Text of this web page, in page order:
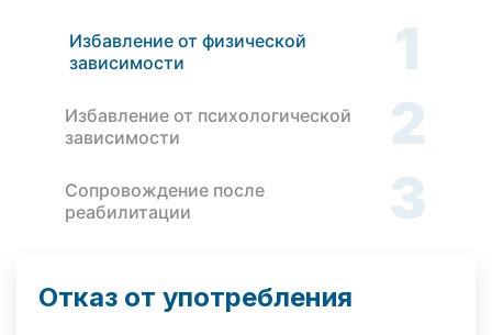
Избавление от физической
зависимости
1
Избавление от психологической
зависимости
2
Сопровождение после
реабилитации
3
Отказ от употребления